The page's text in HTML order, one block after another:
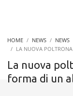
HOME NEWS
NEWS
LA NUOVA
La nuova
forma di un